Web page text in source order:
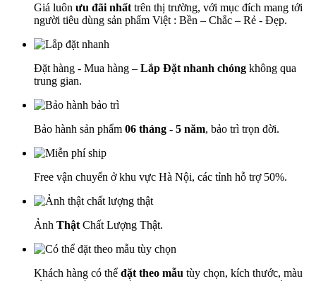
Giá luôn ưu đãi nhất trên thị trường, với mục đích mang tới
người tiêu dùng sản phẩm Việt : Bền – Chắc – Rẻ - Đẹp.
Đặt hàng - Mua hàng – Lắp Đặt nhanh chóng không qua
trung gian.
Bảo hành sản phẩm 06 tháng - 5 năm, bảo trì trọn đời.
Free vận chuyển ở khu vực Hà Nội, các tỉnh hỗ trợ 50%.
Ảnh Thật Chất Lượng Thật.
Khách hàng có thể đặt theo mẫu tùy chọn, kích thước, màu